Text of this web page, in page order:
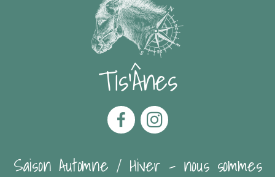
Tis'Ânes
Saison Automne / Hiver - nous sommes